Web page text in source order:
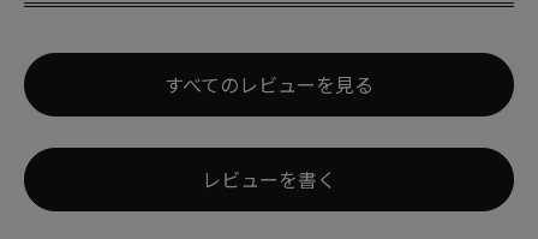
すべてのレビューを見る
レビューを書く